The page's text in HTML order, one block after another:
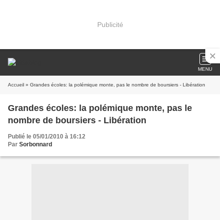
Publicité
MENU
Accueil » Grandes écoles: la polémique monte, pas le nombre de boursiers - Libération
Grandes écoles: la polémique monte, pas le
nombre de boursiers - Libération
Publié le 05/01/2010 à 16:12
Par Sorbonnard